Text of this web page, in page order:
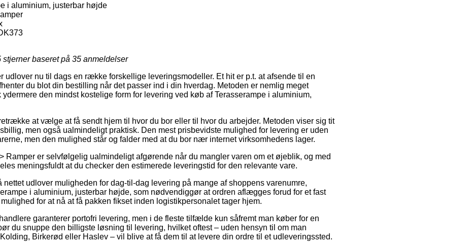
i aluminium, justerbar højde
stjerner baseret på 35 anmeldelser
udlover nu til dags en række forskellige leveringsmodeller. Et hit er p.t. at afsende til en
du blot din bestilling når det passer ind i din hverdag. Metoden er nemlig meget
ydermere den mindst kostelige form for levering ved køb af Terasserampe i aluminium,
at vælge at få sendt hjem til hvor du bor eller til hvor du arbejder. Metoden viser sig tit
men også ualmindeligt praktisk. Den mest prisbevidste mulighed for levering er uden
men den mulighed står og falder med at du bor nær internet virksomhedens lager.
Ramper er selvfølgelig ualmindeligt afgørende når du mangler varen om et øjeblik, og med
meningsfuldt at du checker den estimerede leveringstid for den relevante vare.
nettet udlover muligheden for dag-til-dag levering på mange af shoppens varenumre,
i aluminium, justerbar højde, som nødvendiggør at ordren aflægges forud for et fast
for at nå at få pakken fikset inden logistikpersonalet tager hjem.
garanterer portofri levering, men i de fleste tilfælde kun såfremt man køber for en
du snuppe den billigste løsning til levering, hvilket oftest – uden hensyn til om man
Birkerød eller Haslev – vil blive at få dem til at levere din ordre til et udleveringssted.